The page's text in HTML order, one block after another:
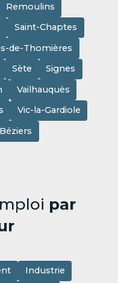
Remoulins
Saint-Chaptes
de-Thomières
Sète
Signes
Vailhauquès
Vic-la-Gardiole
par
Industrie